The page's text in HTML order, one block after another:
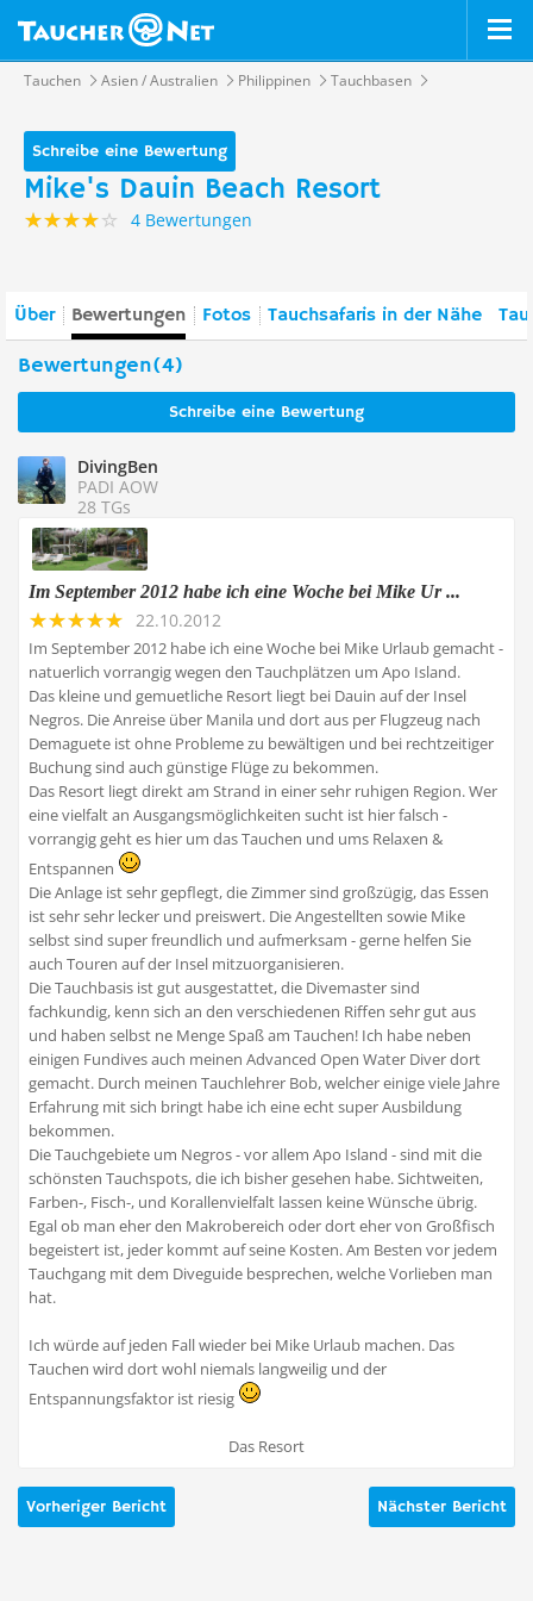
Tauchen Asien / Australien Philippinen Tauchbasen
Schreibe eine Bewertung
Mike's Dauin Beach Resort
4 Bewertungen
Über Bewertungen Fotos Tauchsafaris in der Nähe
Bewertungen(4)
Schreibe eine Bewertung
DivingBen
PADI AOW
28 TGs
Im September 2012 habe ich eine Woche bei Mike Ur ...
22.10.2012
Im September 2012 habe ich eine Woche bei Mike Urlaub gemacht -
natuerlich vorrangig wegen den Tauchplätzen um Apo Island.
Das kleine und gemuetliche Resort liegt bei Dauin auf der Insel
Negros. Die Anreise über Manila und dort aus per Flugzeug nach
Demaguete ist ohne Probleme zu bewältigen und bei rechtzeitiger
Buchung sind auch günstige Flüge zu bekommen.
Das Resort liegt direkt am Strand in einer sehr ruhigen Region. Wer
eine vielfalt an Ausgangsmöglichkeiten sucht ist hier falsch -
vorrangig geht es hier um das Tauchen und ums Relaxen &
Entspannen
Die Anlage ist sehr gepflegt, die Zimmer sind großzügig, das Essen
ist sehr sehr lecker und preiswert. Die Angestellten sowie Mike
selbst sind super freundlich und aufmerksam - gerne helfen Sie
auch Touren auf der Insel mitzuorganisieren.
Die Tauchbasis ist gut ausgestattet, die Divemaster sind
fachkundig, kenn sich an den verschiedenen Riffen sehr gut aus
und haben selbst ne Menge Spaß am Tauchen! Ich habe neben
einigen Fundives auch meinen Advanced Open Water Diver dort
gemacht. Durch meinen Tauchlehrer Bob, welcher einige viele Jahre
Erfahrung mit sich bringt habe ich eine echt super Ausbildung
bekommen.
Die Tauchgebiete um Negros - vor allem Apo Island - sind mit die
schönsten Tauchspots, die ich bisher gesehen habe. Sichtweiten,
Farben-, Fisch-, und Korallenvielfalt lassen keine Wünsche übrig.
Egal ob man eher den Makrobereich oder dort eher von Großfisch
begeistert ist, jeder kommt auf seine Kosten. Am Besten vor jedem
Tauchgang mit dem Diveguide besprechen, welche Vorlieben man
hat.
Ich würde auf jeden Fall wieder bei Mike Urlaub machen. Das
Tauchen wird dort wohl niemals langweilig und der
Entspannungsfaktor ist riesig
Das Resort
Nächster Bericht
Vorheriger Bericht